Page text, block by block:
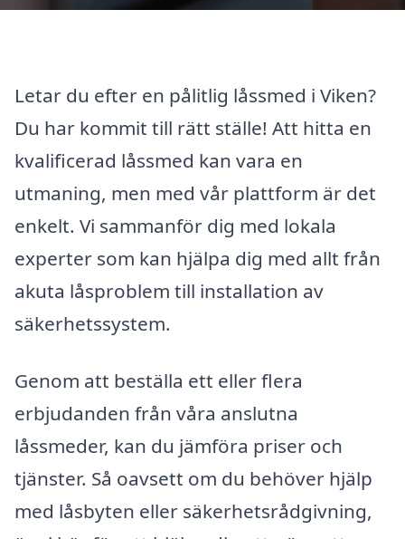
Letar du efter en pålitlig låssmed i Viken?
Du har kommit till rätt ställe! Att hitta en
kvalificerad låssmed kan vara en
utmaning, men med vår plattform är det
enkelt. Vi sammanför dig med lokala
experter som kan hjälpa dig med allt från
akuta låsproblem till installation av
säkerhetssystem.
Genom att beställa ett eller flera
erbjudanden från våra anslutna
låssmeder, kan du jämföra priser och
tjänster. Så oavsett om du behöver hjälp
med låsbyten eller säkerhetsrådgivning,